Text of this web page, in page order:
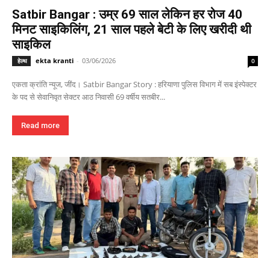
Satbir Bangar : उम्र 69 साल लेकिन हर रोज 40
मिनट साइकिलिंग, 21 साल पहले बेटी के लिए खरीदी थी
साइकिल
हेल्थ ekta kranti - 03/06/2026 0
एकता क्रांति न्यूज, जींद। Satbir Bangar Story : हरियाणा पुलिस विभाग में सब इंस्पेक्टर
के पद से सेवानिवृत सेक्टर आठ निवासी 69 वर्षीय सतबीर...
Read more